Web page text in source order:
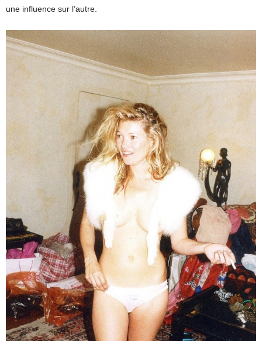
une influence sur l’autre.